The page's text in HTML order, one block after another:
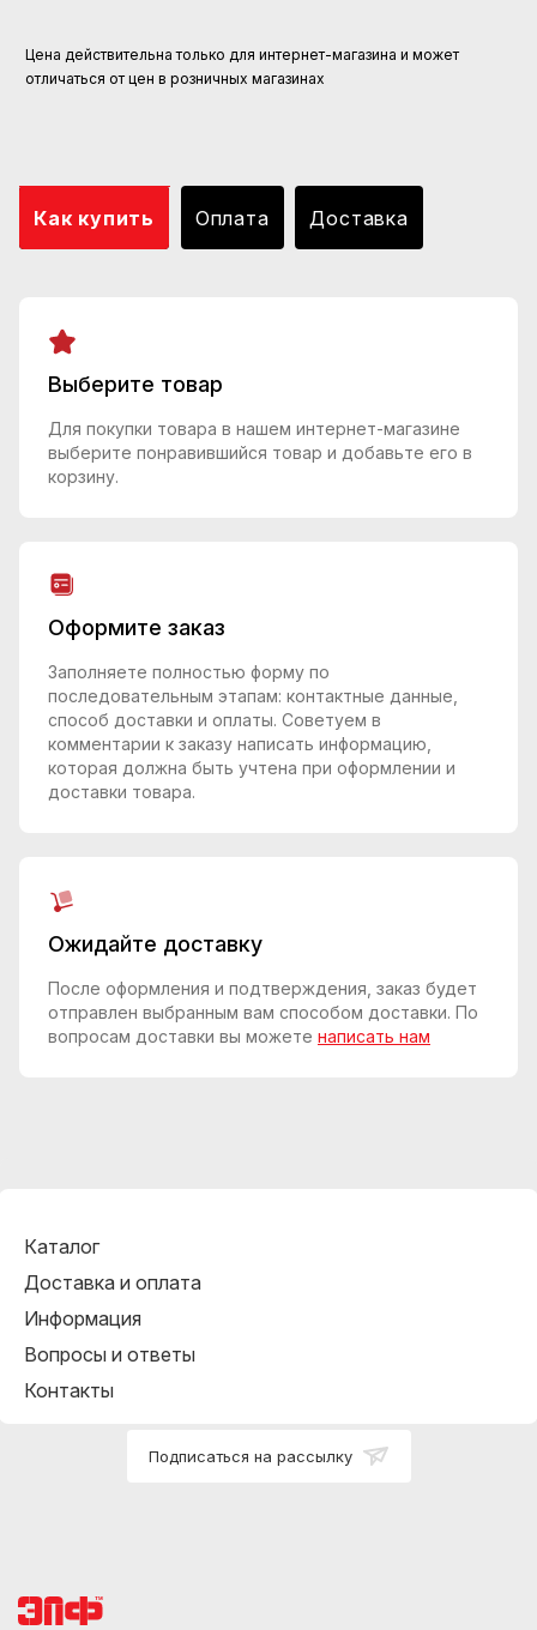
Цена действительна только для интернет-магазина и может
отличаться от цен в розничных магазинах
Как купить Оплата Доставка
Выберите товар
Для покупки товара в нашем интернет-магазине
выберите понравившийся товар и добавьте его в
корзину.
Оформите заказ
Заполняете полностью форму по
последовательным этапам: контактные данные,
способ доставки и оплаты. Советуем в
комментарии к заказу написать информацию,
которая должна быть учтена при оформлении и
доставки товара.
Ожидайте доставку
После оформления и подтверждения, заказ будет
отправлен выбранным вам способом доставки. По
вопросам доставки вы можете написать нам
Каталог
Доставка и оплата
Информация
Вопросы и ответы
Контакты
Подписаться на рассылку